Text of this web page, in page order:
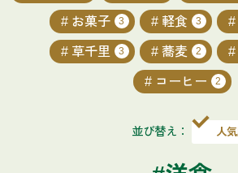
お菓子 3 軽食 3
草千里 3 蕎麦 2
コーヒー 2
並び替え：